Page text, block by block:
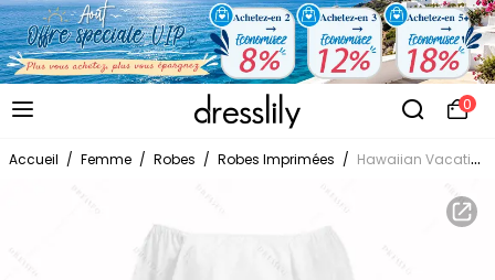
0
Accueil / Femme / Robes / Robes Imprimées / Hawaiian Vacation Dress Hibiscus Floral Tropical Leaf Print Flounce Off the Shoulder Smocked Slit Dress